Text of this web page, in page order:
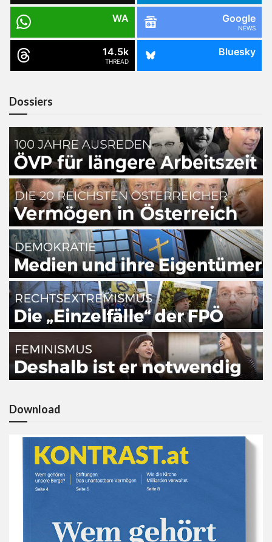
WA Google
NEWS
14.5k
THREAD
Bluesky
Dossiers
Download